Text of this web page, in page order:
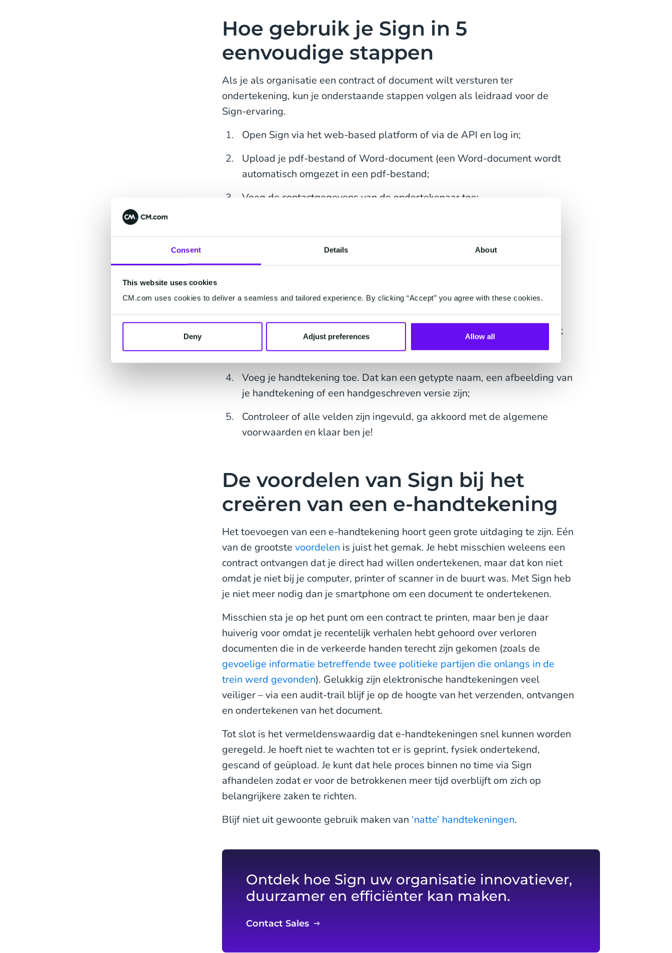
Consent Details About
This website uses cookies
CM.com uses cookies to deliver a seamless and tailored experience. By clicking “Accept” you agree with these cookies.
Deny Adjust preferences Allow all
Hoe gebruik je Sign in 5
eenvoudige stappen
Als je als organisatie een contract of document wilt versturen ter
ondertekening, kun je onderstaande stappen volgen als leidraad voor de
Sign-ervaring.
Open Sign via het web-based platform of via de API en log in;
Upload je pdf-bestand of Word-document (een Word-document wordt
automatisch omgezet in een pdf-bestand;
Voeg de contactgegevens van de ondertekenaar toe;
ingevuld naar de juiste plekken in het document;
Klik op verzenden zodat de ondertekenaar het document ontvangt.
Klik om de online-omgeving waar het document zich bevindt te openen;
Vul de verplichte velden in;
Voeg je handtekening toe. Dat kan een getypte naam, een afbeelding van
je handtekening of een handgeschreven versie zijn;
Controleer of alle velden zijn ingevuld, ga akkoord met de algemene
voorwaarden en klaar ben je!
De voordelen van Sign bij het
creëren van een e-handtekening
Het toevoegen van een e-handtekening hoort geen grote uitdaging te zijn. Eén
van de grootste voordelen is juist het gemak. Je hebt misschien weleens een
contract ontvangen dat je direct had willen ondertekenen, maar dat kon niet
omdat je niet bij je computer, printer of scanner in de buurt was. Met Sign heb
je niet meer nodig dan je smartphone om een document te ondertekenen.
Misschien sta je op het punt om een contract te printen, maar ben je daar
huiverig voor omdat je recentelijk verhalen hebt gehoord over verloren
documenten die in de verkeerde handen terecht zijn gekomen (zoals de
gevoelige informatie betreffende twee politieke partijen die onlangs in de
trein werd gevonden). Gelukkig zijn elektronische handtekeningen veel
veiliger – via een audit-trail blijf je op de hoogte van het verzenden, ontvangen
en ondertekenen van het document.
Tot slot is het vermeldenswaardig dat e-handtekeningen snel kunnen worden
geregeld. Je hoeft niet te wachten tot er is geprint, fysiek ondertekend,
gescand of geüpload. Je kunt dat hele proces binnen no time via Sign
afhandelen zodat er voor de betrokkenen meer tijd overblijft om zich op
belangrijkere zaken te richten.
Blijf niet uit gewoonte gebruik maken van ‘natte’ handtekeningen.
Ontdek hoe Sign uw organisatie innovatiever,
duurzamer en efficiënter kan maken.
Contact Sales